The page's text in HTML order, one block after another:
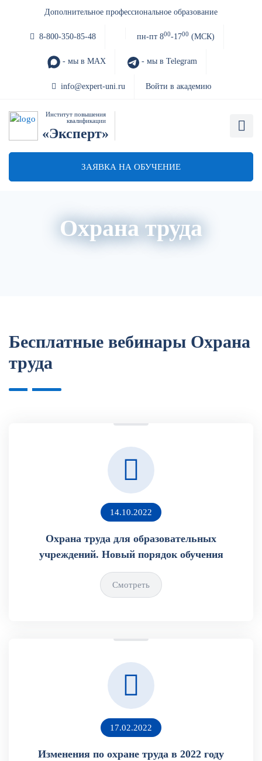
Дополнительное профессиональное образование
8-800-350-85-48 пн-пт 800-1700 (МСК)
- мы в MAX - мы в Telegram
info@expert-uni.ru Войти в академию
Институт повышения
квалификации
«Эксперт»
ЗАЯВКА НА ОБУЧЕНИЕ
Охрана труда
Бесплатные вебинары Охрана
труда
14.10.2022
Охрана труда для образовательных
учреждений. Новый порядок обучения
Смотреть
17.02.2022
Изменения по охране труда в 2022 году